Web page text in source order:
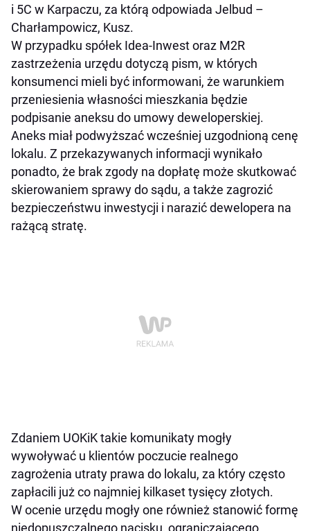
i 5C w Karpaczu, za którą odpowiada Jelbud –
Charłampowicz, Kusz.
W przypadku spółek Idea-Inwest oraz M2R
zastrzeżenia urzędu dotyczą pism, w których
konsumenci mieli być informowani, że warunkiem
przeniesienia własności mieszkania będzie
podpisanie aneksu do umowy deweloperskiej.
Aneks miał podwyższać wcześniej uzgodnioną cenę
lokalu. Z przekazywanych informacji wynikało
ponadto, że brak zgody na dopłatę może skutkować
skierowaniem sprawy do sądu, a także zagrozić
bezpieczeństwu inwestycji i narazić dewelopera na
rażącą stratę.
Zdaniem UOKiK takie komunikaty mogły
wywoływać u klientów poczucie realnego
zagrożenia utraty prawa do lokalu, za który często
zapłacili już co najmniej kilkaset tysięcy złotych.
W ocenie urzędu mogły one również stanowić formę
niedopuszczalnego nacisku, ograniczającego